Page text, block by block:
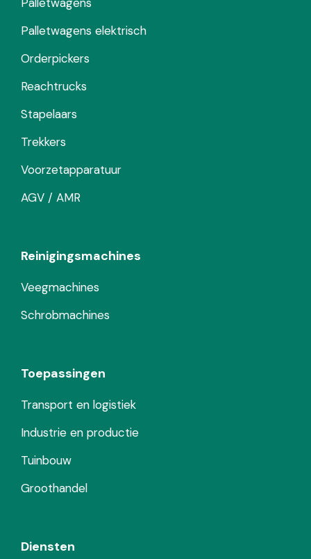
Palletwagens elektrisch
Orderpickers
Reachtrucks
Stapelaars
Trekkers
Voorzetapparatuur
AGV / AMR
Reinigingsmachines
Veegmachines
Schrobmachines
Toepassingen
Transport en logistiek
Industrie en productie
Tuinbouw
Groothandel
Diensten